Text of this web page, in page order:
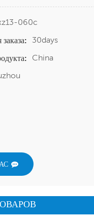
060c
30days
China